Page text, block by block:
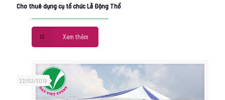
Cho thuê dụng cụ tổ chức Lễ Động Thổ
Xem thêm
22/02/2019